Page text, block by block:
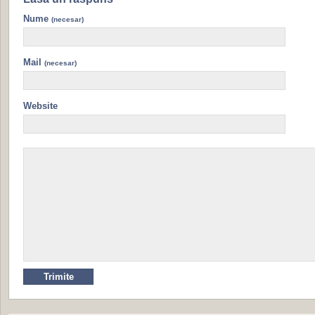
Nume (necesar)
Mail (necesar)
Website